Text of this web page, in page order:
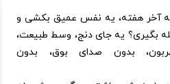
آخر هفته، یه نفس عمیق بکشی و
بگیری؟ یه جای دنج، وسط طبیعت،
بدون صدای بوق، بدون